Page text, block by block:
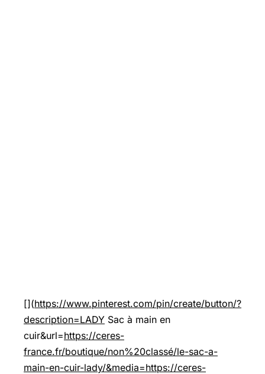
[](https://www.pinterest.com/pin/create/button/?
description=LADY Sac à main en
cuir&url=https://ceres-
france.fr/boutique/non%20classé/le-sac-a-
main-en-cuir-lady/&media=https://ceres-